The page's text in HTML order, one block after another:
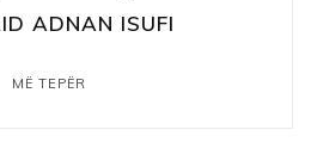
ADNAN ISUFI
MË TEPËR